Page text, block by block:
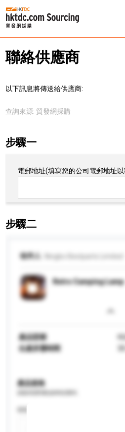
聯絡供應商
以下訊息將傳送給供應商:
查詢來源: 貿發網採購
步驟一
電郵地址(填寫您的公司電郵地址
步驟二
收件人
Retro Camping Lamp
產品型號
生產所需時間
產品規格